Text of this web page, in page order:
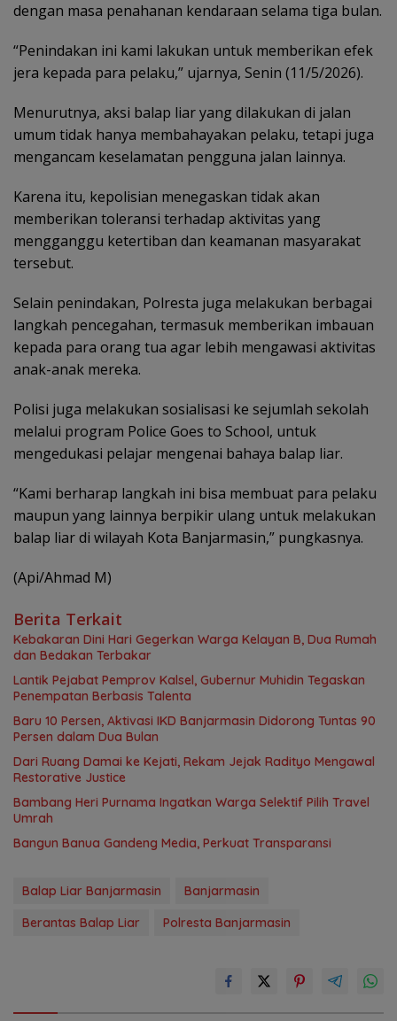
dengan masa penahanan kendaraan selama tiga bulan.
“Penindakan ini kami lakukan untuk memberikan efek
jera kepada para pelaku,” ujarnya, Senin (11/5/2026).
Menurutnya, aksi balap liar yang dilakukan di jalan
umum tidak hanya membahayakan pelaku, tetapi juga
mengancam keselamatan pengguna jalan lainnya.
Karena itu, kepolisian menegaskan tidak akan
memberikan toleransi terhadap aktivitas yang
mengganggu ketertiban dan keamanan masyarakat
tersebut.
Selain penindakan, Polresta juga melakukan berbagai
langkah pencegahan, termasuk memberikan imbauan
kepada para orang tua agar lebih mengawasi aktivitas
anak-anak mereka.
Polisi juga melakukan sosialisasi ke sejumlah sekolah
melalui program Police Goes to School, untuk
mengedukasi pelajar mengenai bahaya balap liar.
“Kami berharap langkah ini bisa membuat para pelaku
maupun yang lainnya berpikir ulang untuk melakukan
balap liar di wilayah Kota Banjarmasin,” pungkasnya.
(Api/Ahmad M)
Berita Terkait
Kebakaran Dini Hari Gegerkan Warga Kelayan B, Dua Rumah
dan Bedakan Terbakar
Lantik Pejabat Pemprov Kalsel, Gubernur Muhidin Tegaskan
Penempatan Berbasis Talenta
Baru 10 Persen, Aktivasi IKD Banjarmasin Didorong Tuntas 90
Persen dalam Dua Bulan
Dari Ruang Damai ke Kejati, Rekam Jejak Radityo Mengawal
Restorative Justice
Bambang Heri Purnama Ingatkan Warga Selektif Pilih Travel
Umrah
Bangun Banua Gandeng Media, Perkuat Transparansi
Balap Liar Banjarmasin
Banjarmasin
Berantas Balap Liar
Polresta Banjarmasin